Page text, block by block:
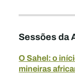
Sessões da
O Sahel: o
mineiras